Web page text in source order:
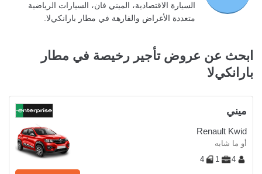
السيارة الاقتصادية، الميني فان، السيارات الرياضية
متعددة الأغراض والفارهة في مطار بارانكيﻻ.
ابحث عن عروض تأجير رخيصة في مطار
بارانكيﻻ
ميني
Renault Kwid
أو ما شابه
4
1
4